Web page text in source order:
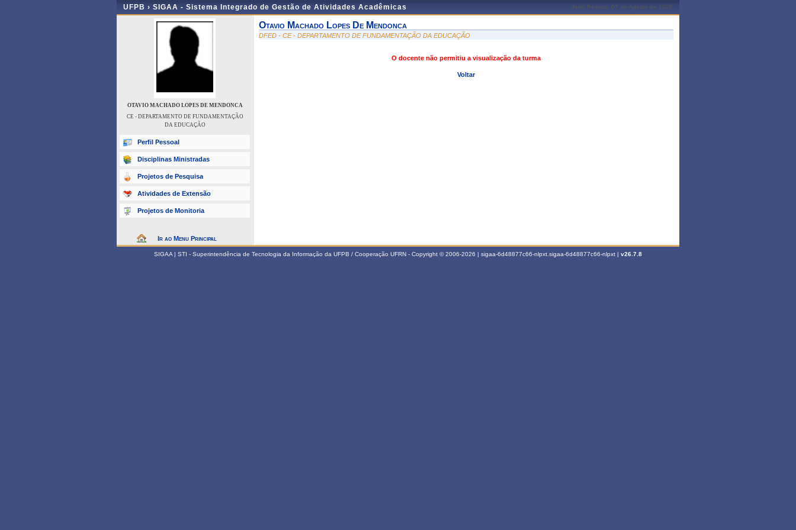
UFPB › SIGAA - Sistema Integrado de Gestão de Atividades Acadêmicas João Pessoa, 07 de Agosto de 2026
OTAVIO MACHADO LOPES DE MENDONCA
CE - DEPARTAMENTO DE FUNDAMENTAÇÃO
DA EDUCAÇÃO
Perfil Pessoal
Disciplinas Ministradas
Projetos de Pesquisa
Atividades de Extensão
Projetos de Monitoria
Ir ao Menu Principal
Otavio Machado Lopes De Mendonca
DFED - CE - DEPARTAMENTO DE FUNDAMENTAÇÃO DA EDUCAÇÃO
O docente não permitiu a visualização da turma
Voltar
SIGAA | STI - Superintendência de Tecnologia da Informação da UFPB / Cooperação UFRN - Copyright © 2006-2026 | sigaa-6d48877c66-nlpxt.sigaa-6d48877c66-nlpxt | v26.7.8